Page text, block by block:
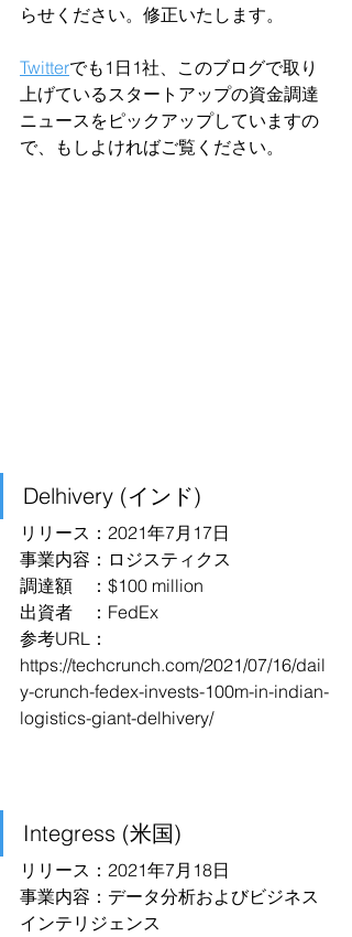
らせください。修正いたします。
Twitterでも1日1社、このブログで取り
上げているスタートアップの資金調達
ニュースをピックアップしていますの
で、もしよければご覧ください。
Delhivery (インド)
リリース：2021年7月17日
事業内容：ロジスティクス
調達額　：$100 million
出資者　：FedEx
参考URL：
https://techcrunch.com/2021/07/16/dail
y-crunch-fedex-invests-100m-in-indian-
logistics-giant-delhivery/
Integress (米国)
リリース：2021年7月18日
事業内容：データ分析およびビジネス
インテリジェンス